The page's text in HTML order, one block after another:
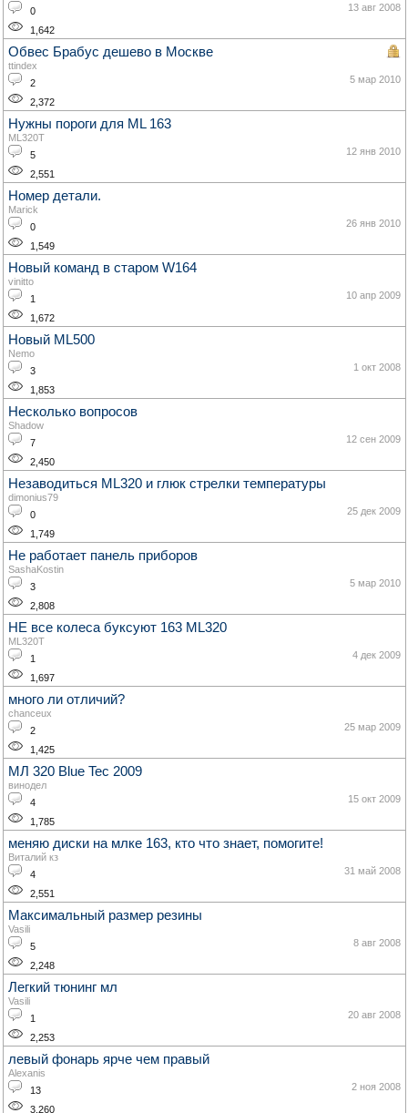
0
1,642
13 авг 2008
Обвес Брабус дешево в Москве
ttindex
2
2,372
5 мар 2010
Нужны пороги для ML 163
ML320T
5
2,551
12 янв 2010
Номер детали.
Marick
0
1,549
26 янв 2010
Новый команд в старом W164
vinitto
1
1,672
10 апр 2009
Новый ML500
Nemo
3
1,853
1 окт 2008
Несколько вопросов
Shadow
7
2,450
12 сен 2009
Незаводиться ML320 и глюк стрелки температуры
dimonius79
0
1,749
25 дек 2009
Не работает панель приборов
SashaKostin
3
2,808
5 мар 2010
НЕ все колеса буксуют 163 ML320
ML320T
1
1,697
4 дек 2009
много ли отличий?
chanceux
2
1,425
25 мар 2009
МЛ 320 Blue Tec 2009
винодел
4
1,785
15 окт 2009
меняю диски на млке 163, кто что знает, помогите!
Виталий кз
4
2,551
31 май 2008
Максимальный размер резины
Vasili
5
2,248
8 авг 2008
Легкий тюнинг мл
Vasili
1
2,253
20 авг 2008
левый фонарь ярче чем правый
Alexanis
13
3,260
2 ноя 2008